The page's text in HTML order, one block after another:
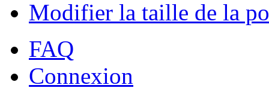
Modifier la taille de la
FAQ
Connexion